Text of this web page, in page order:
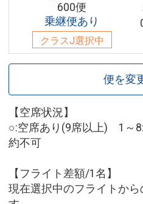
600便
乗継便あり
クラスJ選択中
便を変
【空席状況】
○:空席あり(9席以上) 1～
約不可
【フライト差額/1名】
現在選択中のフライトか